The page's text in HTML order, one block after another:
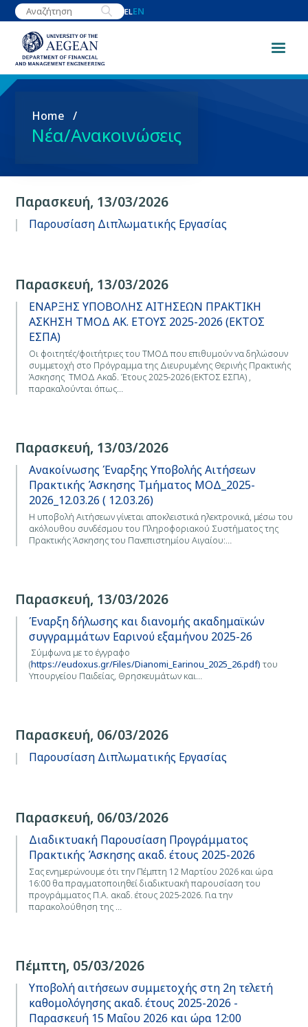
Skip
to
content
ELEN
Breadcrumb
Home
Νέα/Ανακοινώσεις
Παρασκευή, 13/03/2026
Παρουσίαση Διπλωματικής Εργασίας
Παρασκευή, 13/03/2026
ΕΝΑΡΞΗΣ ΥΠΟΒΟΛΗΣ ΑΙΤΗΣΕΩΝ ΠΡΑΚΤΙΚΗ
ΑΣΚΗΣΗ ΤΜΟΔ ΑΚ. ΕΤΟΥΣ 2025-2026 (ΕΚΤΟΣ
ΕΣΠΑ)
Οι φοιτητές/φοιτήτριες του ΤΜΟΔ που επιθυμούν να δηλώσουν
συμμετοχή στο Πρόγραμμα της Διευρυμένης Θερινής Πρακτικής
Άσκησης ΤΜΟΔ Ακαδ. Έτους 2025-2026 (ΕΚΤΟΣ ΕΣΠΑ) ,
παρακαλούνται όπως…
Παρασκευή, 13/03/2026
Ανακοίνωσης Έναρξης Υποβολής Αιτήσεων
Πρακτικής Άσκησης Τμήματος ΜΟΔ_2025-
2026_12.03.26 ( 12.03.26)
Η υποβολή Αιτήσεων γίνεται αποκλειστικά ηλεκτρονικά, μέσω του
ακόλουθου συνδέσμου του Πληροφοριακού Συστήματος της
Πρακτικής Άσκησης του Πανεπιστημίου Αιγαίου:…
Παρασκευή, 13/03/2026
Έναρξη δήλωσης και διανομής ακαδημαϊκών
συγγραμμάτων Εαρινού εξαμήνου 2025-26
Σύμφωνα με το έγγραφο
(https://eudoxus.gr/Files/Dianomi_Earinou_2025_26.pdf) του
Υπουργείου Παιδείας, Θρησκευμάτων και…
Παρασκευή, 06/03/2026
Παρουσίαση Διπλωματικής Εργασίας
Παρασκευή, 06/03/2026
Διαδικτυακή Παρουσίαση Προγράμματος
Πρακτικής Άσκησης ακαδ. έτους 2025-2026
Σας ενημερώνουμε ότι την Πέμπτη 12 Μαρτίου 2026 και ώρα
16:00 θα πραγματοποιηθεί διαδικτυακή παρουσίαση του
προγράμματος Π.Α. ακαδ. έτους 2025-2026. Για την
παρακολούθηση της …
Πέμπτη, 05/03/2026
Υποβολή αιτήσεων συμμετοχής στη 2η τελετή
καθομολόγησης ακαδ. έτους 2025-2026 -
Παρασκευή 15 Μαΐου 2026 και ώρα 12:00